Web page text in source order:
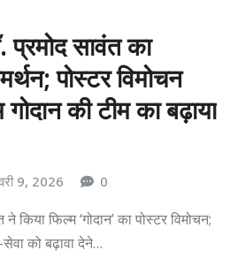
प्रमोद सावंत का
पोस्टर विमोचन
की टीम का बढ़ाया
9, 2026 0
किया फिल्म ‘गोदान’ का पोस्टर विमोचन;
को बढ़ावा देने…